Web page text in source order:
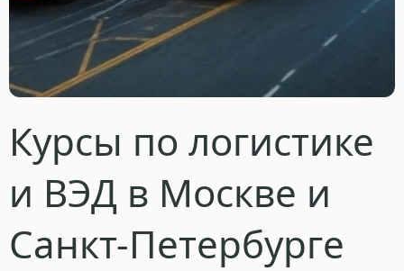
Курсы по логистике
и ВЭД в Москве и
Санкт-Петербурге